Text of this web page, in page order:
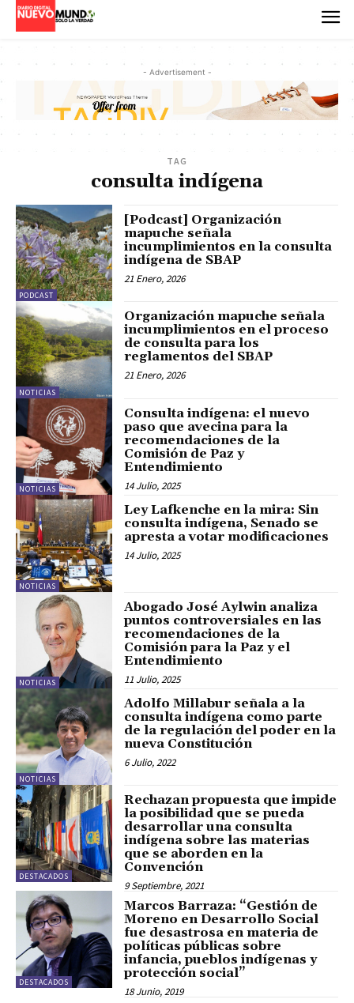
- Advertisement -
TAG
consulta indígena
PODCAST
[Podcast] Organización
mapuche señala
incumplimientos en la consulta
indígena de SBAP
21 Enero, 2026
NOTICIAS
Organización mapuche señala
incumplimientos en el proceso
de consulta para los
reglamentos del SBAP
21 Enero, 2026
NOTICIAS
Consulta indígena: el nuevo
paso que avecina para la
recomendaciones de la
Comisión de Paz y
Entendimiento
14 Julio, 2025
NOTICIAS
Ley Lafkenche en la mira: Sin
consulta indígena, Senado se
apresta a votar modificaciones
14 Julio, 2025
NOTICIAS
Abogado José Aylwin analiza
puntos controversiales en las
recomendaciones de la
Comisión para la Paz y el
Entendimiento
11 Julio, 2025
NOTICIAS
Adolfo Millabur señala a la
consulta indígena como parte
de la regulación del poder en la
nueva Constitución
6 Julio, 2022
DESTACADOS
Rechazan propuesta que impide
la posibilidad que se pueda
desarrollar una consulta
indígena sobre las materias
que se aborden en la
Convención
9 Septiembre, 2021
DESTACADOS
Marcos Barraza: “Gestión de
Moreno en Desarrollo Social
fue desastrosa en materia de
políticas públicas sobre
infancia, pueblos indígenas y
protección social”
18 Junio, 2019